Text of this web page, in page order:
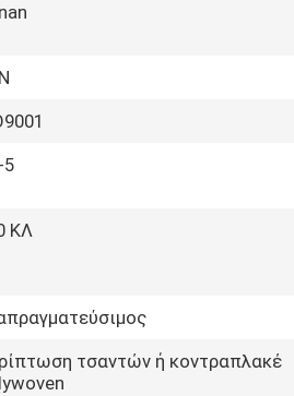
5
ΚΛ
τσαντών ή κοντραπλακέ